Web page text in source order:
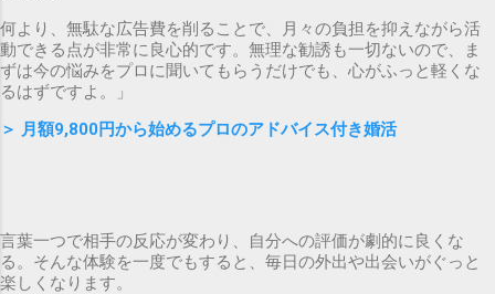
何より、無駄な広告費を削ることで、月々の負担を抑えながら活
動できる点が非常に良心的です。無理な勧誘も一切ないので、ま
ずは今の悩みをプロに聞いてもらうだけでも、心がふっと軽くな
るはずですよ。」
＞ 月額9,800円から始めるプロのアドバイス付き婚活
言葉一つで相手の反応が変わり、自分への評価が劇的に良くな
る。そんな体験を一度でもすると、毎日の外出や出会いがぐっと
楽しくなります。